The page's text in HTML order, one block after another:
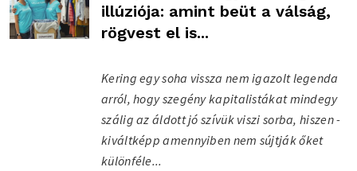
illúziója: amint beüt a válság,
rögvest el is...
Kering egy soha vissza nem igazolt legenda
arról, hogy szegény kapitalistákat mindegy
szálig az áldott jó szívük viszi sorba, hiszen -
kiváltképp amennyiben nem sújtják őket
különféle...